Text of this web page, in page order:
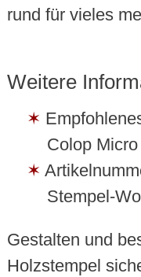
rund für vieles
Weitere
Colop
Stempel-
Gestalten und
Holzstempel